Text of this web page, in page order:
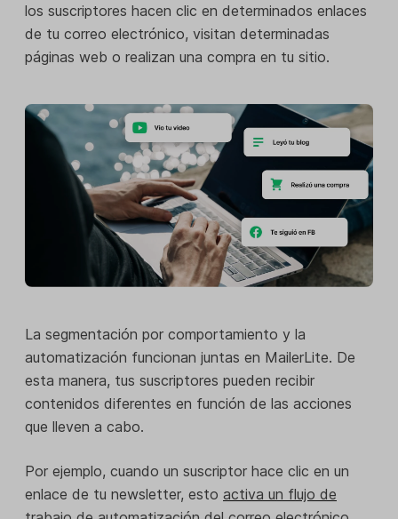
los suscriptores hacen clic en determinados enlaces
de tu correo electrónico, visitan determinadas
páginas web o realizan una compra en tu sitio.
La segmentación por comportamiento y la
automatización funcionan juntas en MailerLite. De
esta manera, tus suscriptores pueden recibir
contenidos diferentes en función de las acciones
que lleven a cabo.
Por ejemplo, cuando un suscriptor hace clic en un
enlace de tu newsletter, esto activa un flujo de